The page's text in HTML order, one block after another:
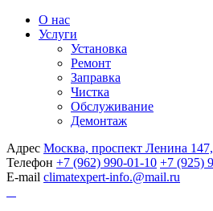
О нас
Услуги
Установка
Ремонт
Заправка
Чистка
Обслуживание
Демонтаж
Адрес Москва, проспект Ленина
Телефон +7 (962) 990-01-10 +7 (925)
E-mail climatexpert-info.@mail.ru